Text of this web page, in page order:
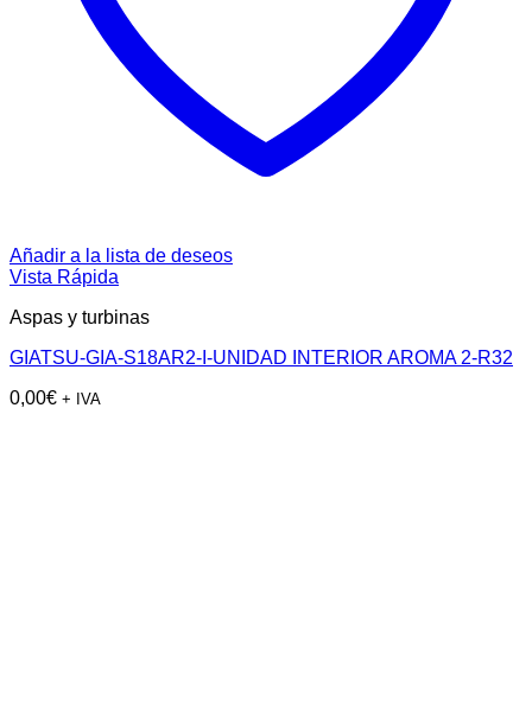
Añadir a la lista de deseos
Vista Rápida
Aspas y turbinas
GIATSU-GIA-S18AR2-I-UNIDAD INTERIOR AROMA 2-R32
0,00€ + IVA